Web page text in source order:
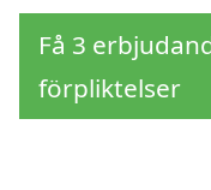
Få 3
förpliktelser